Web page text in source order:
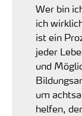
Wer bin
ich
ist ein
jeder
und
um
helfen,